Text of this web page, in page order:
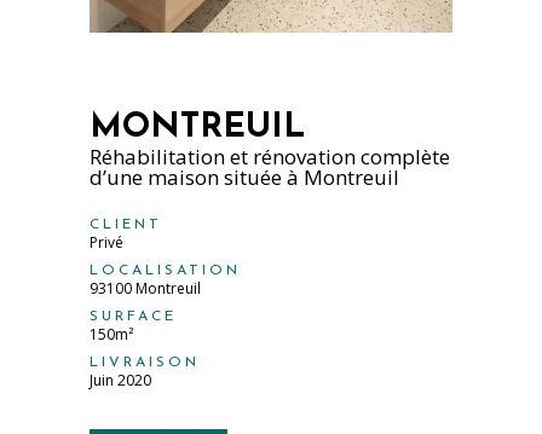
MONTREUIL
Réhabilitation et rénovation complète
d’une maison située à Montreuil
CLIENT
Privé
LOCALISATION
93100 Montreuil
SURFACE
150m²
LIVRAISON
Juin 2020